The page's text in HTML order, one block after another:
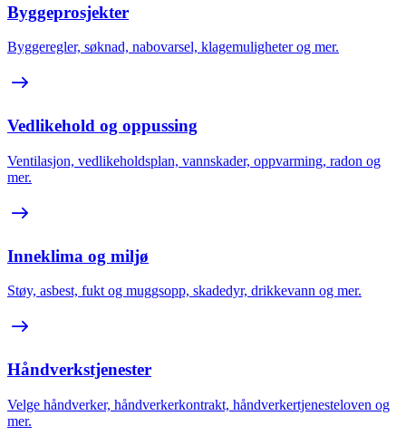
Byggeprosjekter
Byggeregler, søknad, nabovarsel, klagemuligheter og mer.
Vedlikehold og oppussing
Ventilasjon, vedlikeholdsplan, vannskader, oppvarming, radon og
mer.
Inneklima og miljø
Støy, asbest, fukt og muggsopp, skadedyr, drikkevann og mer.
Håndverkstjenester
Velge håndverker, håndverkerkontrakt, håndverkertjenesteloven og
mer.